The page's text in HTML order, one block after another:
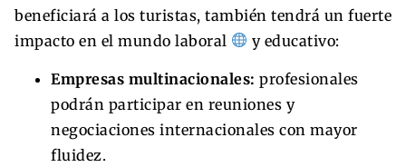
beneficiará a los turistas, también tendrá un fuerte
impacto en el mundo laboral
y educativo:
Empresas multinacionales: profesionales
podrán participar en reuniones y
negociaciones internacionales con mayor
fluidez.